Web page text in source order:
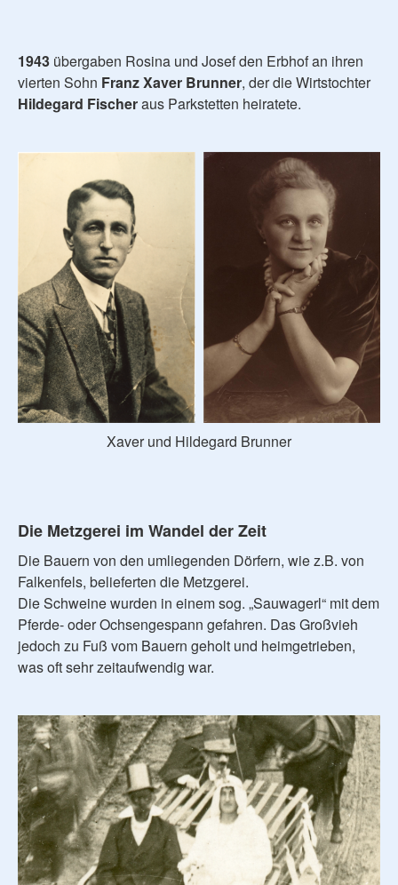
1943 übergaben Rosina und Josef den Erbhof an ihren
vierten Sohn FranzXaver Brunner, der die Wirtstochter
Hildegard Fischeraus Parkstetten heiratete.
Xaver und Hildegard Brunner
Die Metzgerei im Wandel der Zeit
Die Bauern von den umliegenden Dörfern, wie z.B. von
Falkenfels, belieferten die Metzgerei.
Die Schweine wurden in einem sog. „Sauwagerl“ mit dem
Pferde- oder Ochsengespann gefahren. Das Großvieh
jedoch zu Fuß vom Bauern geholt und heimgetrieben,
was oft sehr zeitaufwendig war.